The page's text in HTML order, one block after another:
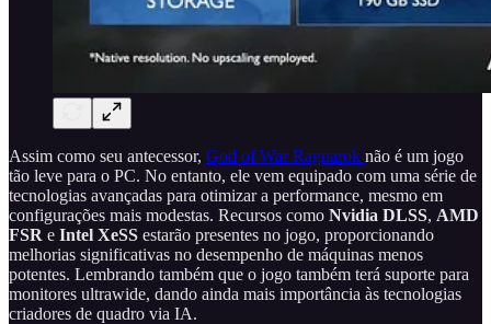
Assim como seu antecessor, God of War Ragnarok não é um jogo
tão leve para o PC. No entanto, ele vem equipado com uma série de
tecnologias avançadas para otimizar a performance, mesmo em
configurações mais modestas. Recursos como Nvidia DLSS, AMD
FSR e Intel XeSS estarão presentes no jogo, proporcionando
melhorias significativas no desempenho de máquinas menos
potentes. Lembrando também que o jogo também terá suporte para
monitores ultrawide, dando ainda mais importância às tecnologias
criadores de quadro via IA.